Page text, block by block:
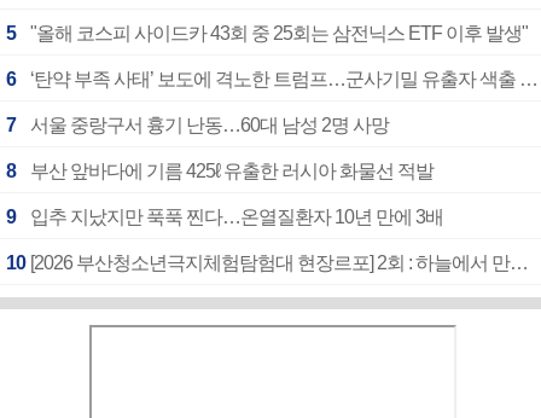
5 "올해 코스피 사이드카 43회 중 25회는 삼전닉스 ETF 이후 발생"
6 ‘탄약 부족 사태’ 보도에 격노한 트럼프…군사기밀 유출자 색출 지시
7 서울 중랑구서 흉기 난동…60대 남성 2명 사망
8 부산 앞바다에 기름 425ℓ 유출한 러시아 화물선 적발
9 입추 지났지만 푹푹 찐다…온열질환자 10년 만에 3배
10 [2026 부산청소년극지체험탐험대 현장르포] 2회 : 하늘에서 만난 얼음의 나라